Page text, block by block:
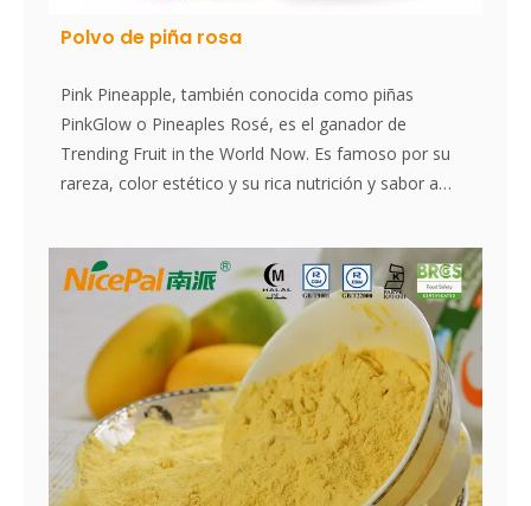
Polvo de piña rosa
Pink Pineapple, también conocida como piñas
PinkGlow o Pineaples Rosé, es el ganador de
Trending Fruit in the World Now. Es famoso por su
rareza, color estético y su rica nutrición y sabor a
de la piña rosa fresca en Hainan como materia
prima, hecha por la tecnología y el procesamiento de
secado en aerosol más avanzado del mundo, que
mantiene su nutrición y aroma a la piña fresca.
Disuelto instantáneamente, fácil de usar.